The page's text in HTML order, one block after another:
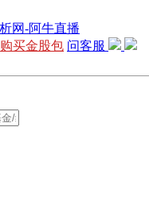
购买金股包 问客服